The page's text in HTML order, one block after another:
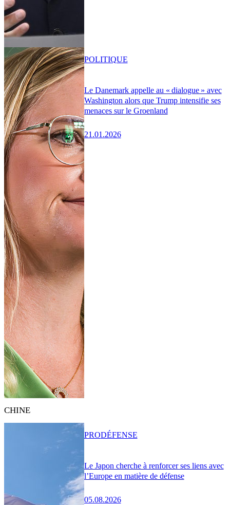
Le Danemark appelle au « dialogue » avec
Washington alors que Trump intensifie ses
menaces sur le Groenland
21.01.2026
POLITIQUE
CHINE
Le Japon cherche à renforcer ses liens avec
l’Europe en matière de défense
05.08.2026
PRODÉFENSE